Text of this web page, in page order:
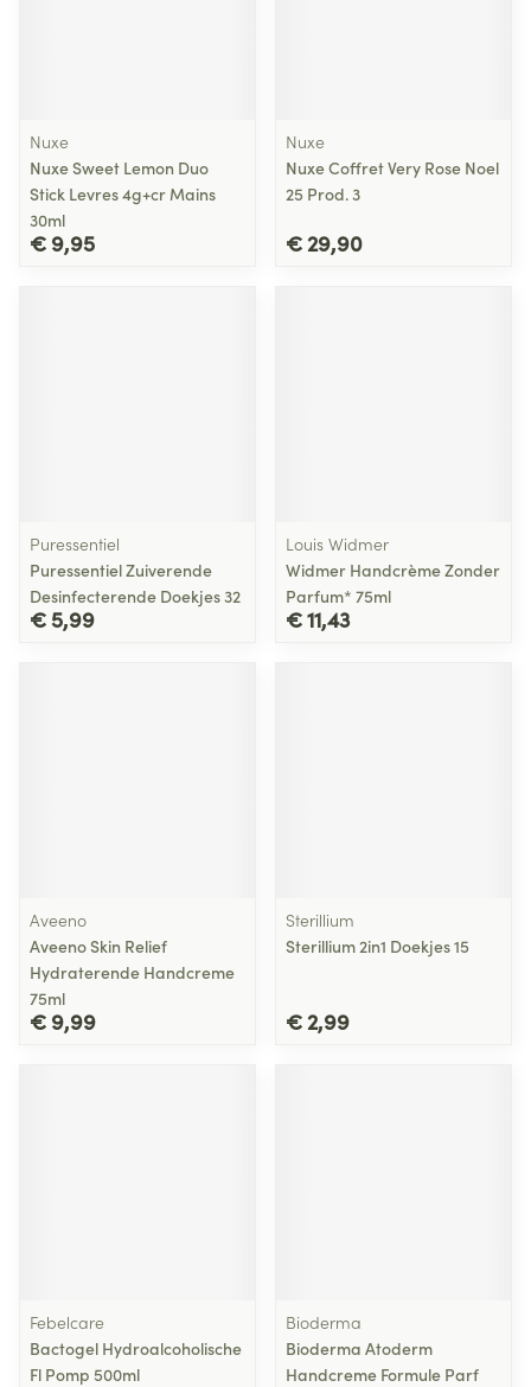
Nuxe
Nuxe Sweet Lemon Duo
Stick Levres 4g+cr Mains
30ml
€ 9,95
Nuxe
Nuxe Coffret Very Rose Noel
25 Prod. 3
€ 29,90
Puressentiel
Puressentiel Zuiverende
Desinfecterende Doekjes 32
€ 5,99
Louis Widmer
Widmer Handcrème Zonder
Parfum* 75ml
€ 11,43
Aveeno
Aveeno Skin Relief
Hydraterende Handcreme
75ml
€ 9,99
Sterillium
Sterillium 2in1 Doekjes 15
€ 2,99
Febelcare
Bactogel Hydroalcoholische
Fl Pomp 500ml
Bioderma
Bioderma Atoderm
Handcreme Formule Parf